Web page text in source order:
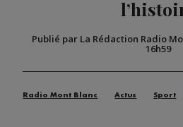
Publié par La Rédaction Radio
16h59
Radio Mont Blanc Actus Sport